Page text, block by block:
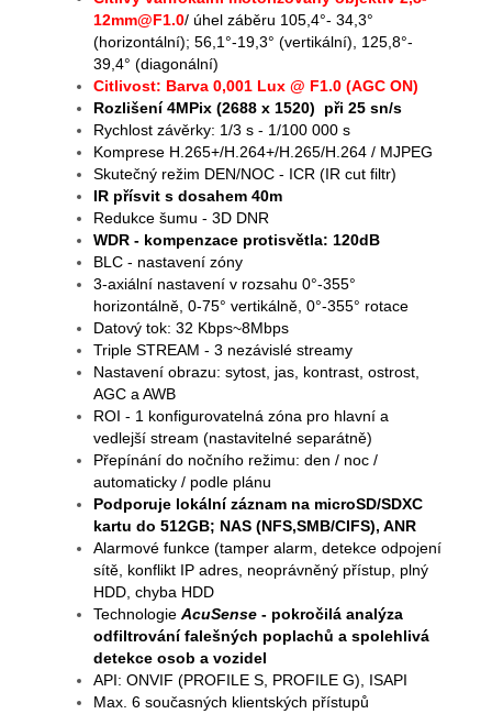
12mm@F1.0/ úhel záběru 105,4°- 34,3°
(horizontální); 56,1°-19,3° (vertikální), 125,8°-
39,4° (diagonální)
Citlivost: Barva 0,001 Lux @ F1.0 (AGC ON)
Rozlišení 4MPix (2688 x 1520) při 25 sn/s
Rychlost závěrky: 1/3 s - 1/100 000 s
Komprese H.265+/H.264+/H.265/H.264 / MJPEG
Skutečný režim DEN/NOC - ICR (IR cut filtr)
IR přísvit s dosahem 40m
Redukce šumu - 3D DNR
WDR - kompenzace protisvětla: 120dB
BLC - nastavení zóny
3-axiální nastavení v rozsahu 0°-355°
horizontálně, 0-75° vertikálně, 0°-355° rotace
Datový tok: 32 Kbps~8Mbps
Triple STREAM - 3 nezávislé streamy
Nastavení obrazu: sytost, jas, kontrast, ostrost,
AGC a AWB
ROI - 1 konfigurovatelná zóna pro hlavní a
vedlejší stream (nastavitelné separátně)
Přepínání do nočního režimu: den / noc /
automaticky / podle plánu
Podporuje lokální záznam na microSD/SDXC
kartu do 512GB; NAS (NFS,SMB/CIFS), ANR
Alarmové funkce (tamper alarm, detekce odpojení
sítě, konflikt IP adres, neoprávněný přístup, plný
HDD, chyba HDD
Technologie AcuSense - pokročilá analýza
odfiltrování falešných poplachů a spolehlivá
detekce osob a vozidel
API: ONVIF (PROFILE S, PROFILE G), ISAPI
Max. 6 současných klientských přístupů